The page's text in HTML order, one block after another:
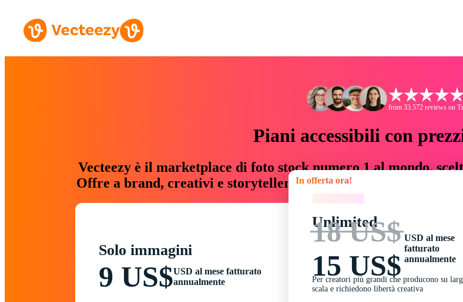
from 33.572 reviews on
Piani accessibili con
Vecteezy è il marketplace di foto stock numero 1 al mondo,
Offre a brand, creativi e storyteller risorse creative che fanno
Solo immagini
9 US$USD al mese fatturato
annualmente
In offerta ora!
Unlimited
18 US$
15 US$
USD al mese
fatturato
annualmente
Per creatori più grandi che producono su
scala e richiedono libertà creativa